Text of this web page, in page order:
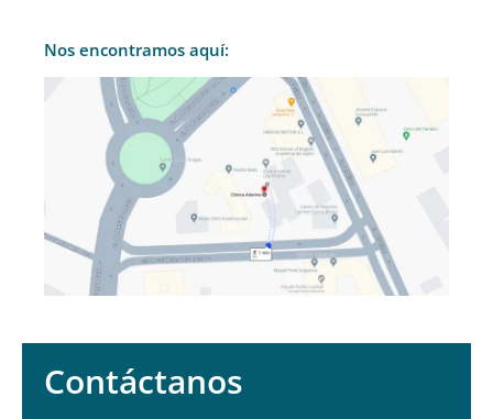
Nos encontramos aquí:
Contáctanos